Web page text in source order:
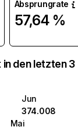
Absprungrate
57,64 %
den letzten 3
Jun
374.008
Mai